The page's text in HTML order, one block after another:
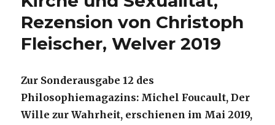
Rezension von Christoph
Fleischer, Welver 2019
Zur Sonderausgabe 12 des
Philosophiemagazins: Michel Foucault, Der
Wille zur Wahrheit, erschienen im Mai 2019,